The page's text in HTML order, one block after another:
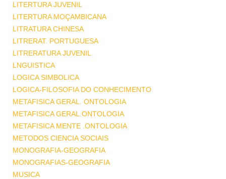
LITERTURA JUVENIL
LITERTURA MOÇAMBICANA
LITRATURA CHINESA
LITRERAT. PORTUGUESA
LITRERATURA JUVENIL
LNGUISTICA
LOGICA SIMBOLICA
LOGICA-FILOSOFIA DO CONHECIMENTO
METAFISICA GERAL. ONTOLOGIA
METAFISICA GERAL.ONTOLOGIA
METAFISICA MENTE .ONTOLOGIA
METODOS CIENCIA SOCIAIS
MONOGRAFIA-GEOGRAFIA
MONOGRAFIAS-GEOGRAFIA
MUSICA